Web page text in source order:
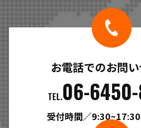
お電話でのお問
TEL.06-
受付時間／9:30~17:30